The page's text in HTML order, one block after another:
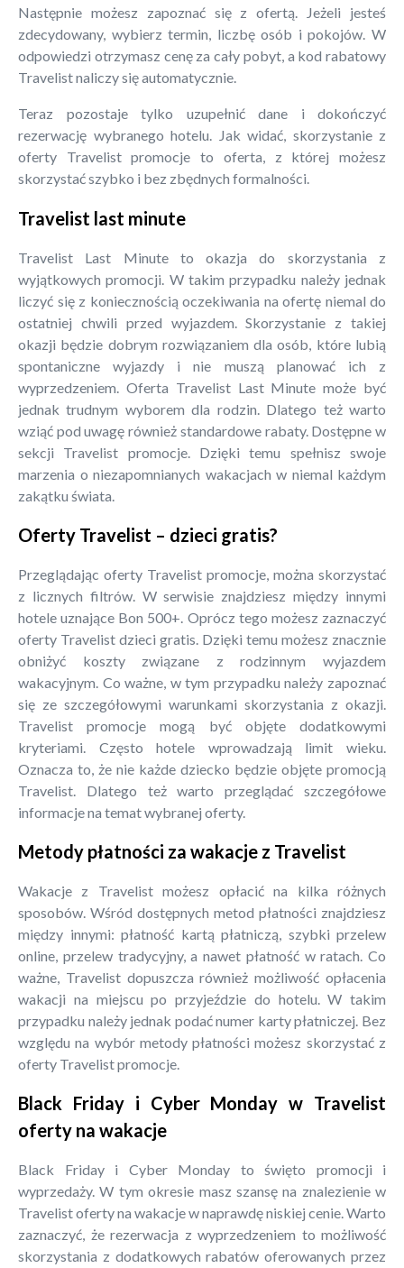
Następnie możesz zapoznać się z ofertą. Jeżeli jesteś
zdecydowany, wybierz termin, liczbę osób i pokojów. W
odpowiedzi otrzymasz cenę za cały pobyt, a kod rabatowy
Travelist naliczy się automatycznie.
Teraz pozostaje tylko uzupełnić dane i dokończyć
rezerwację wybranego hotelu. Jak widać, skorzystanie z
oferty Travelist promocje to oferta, z której możesz
skorzystać szybko i bez zbędnych formalności.
Travelist last minute
Travelist Last Minute to okazja do skorzystania z
wyjątkowych promocji. W takim przypadku należy jednak
liczyć się z koniecznością oczekiwania na ofertę niemal do
ostatniej chwili przed wyjazdem. Skorzystanie z takiej
okazji będzie dobrym rozwiązaniem dla osób, które lubią
spontaniczne wyjazdy i nie muszą planować ich z
wyprzedzeniem. Oferta Travelist Last Minute może być
jednak trudnym wyborem dla rodzin. Dlatego też warto
wziąć pod uwagę również standardowe rabaty. Dostępne w
sekcji Travelist promocje. Dzięki temu spełnisz swoje
marzenia o niezapomnianych wakacjach w niemal każdym
zakątku świata.
Oferty Travelist – dzieci gratis?
Przeglądając oferty Travelist promocje, można skorzystać
z licznych filtrów. W serwisie znajdziesz między innymi
hotele uznające Bon 500+. Oprócz tego możesz zaznaczyć
oferty Travelist dzieci gratis. Dzięki temu możesz znacznie
obniżyć koszty związane z rodzinnym wyjazdem
wakacyjnym. Co ważne, w tym przypadku należy zapoznać
się ze szczegółowymi warunkami skorzystania z okazji.
Travelist promocje mogą być objęte dodatkowymi
kryteriami. Często hotele wprowadzają limit wieku.
Oznacza to, że nie każde dziecko będzie objęte promocją
Travelist. Dlatego też warto przeglądać szczegółowe
informacje na temat wybranej oferty.
Metody płatności za wakacje z Travelist
Wakacje z Travelist możesz opłacić na kilka różnych
sposobów. Wśród dostępnych metod płatności znajdziesz
między innymi: płatność kartą płatniczą, szybki przelew
online, przelew tradycyjny, a nawet płatność w ratach. Co
ważne, Travelist dopuszcza również możliwość opłacenia
wakacji na miejscu po przyjeździe do hotelu. W takim
przypadku należy jednak podać numer karty płatniczej. Bez
względu na wybór metody płatności możesz skorzystać z
oferty Travelist promocje.
Black Friday i Cyber Monday w Travelist
oferty na wakacje
Black Friday i Cyber Monday to święto promocji i
wyprzedaży. W tym okresie masz szansę na znalezienie w
Travelist oferty na wakacje w naprawdę niskiej cenie. Warto
zaznaczyć, że rezerwacja z wyprzedzeniem to możliwość
skorzystania z dodatkowych rabatów oferowanych przez